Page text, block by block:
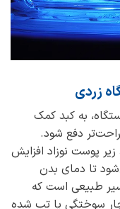
زردی
به کبد کمک
دفع شود.
پوست نوزاد افزایش
تا دمای بدن
طبیعی است که
سوختگی یا تب شده